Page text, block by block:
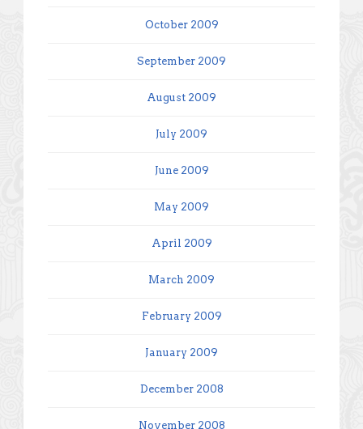
October 2009
September 2009
August 2009
July 2009
June 2009
May 2009
April 2009
March 2009
February 2009
January 2009
December 2008
November 2008